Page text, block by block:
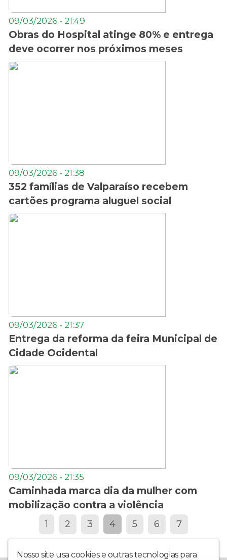
09/03/2026 • 21:49
Obras do Hospital atinge 80% e entrega
deve ocorrer nos próximos meses
09/03/2026 • 21:38
352 famílias de Valparaíso recebem
cartões programa aluguel social
09/03/2026 • 21:37
Entrega da reforma da feira Municipal de
Cidade Ocidental
09/03/2026 • 21:35
Caminhada marca dia da mulher com
mobilização contra a violência
1 2 3 4 5 6 7
Nosso site usa cookies e outras tecnologias para